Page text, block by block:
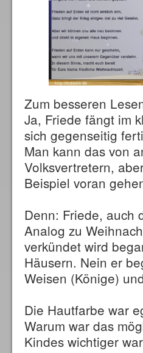
Zum besseren
Ja, Friede fängt im
sich gegenseitig
Man kann das von
Volksvertretern,
Beispiel voran
Denn: Friede, auch
Analog zu
verkündet wird
Häusern. Nein er
Weisen (Könige)
Die Hautfarbe war
Warum war das
Kindes wichtiger